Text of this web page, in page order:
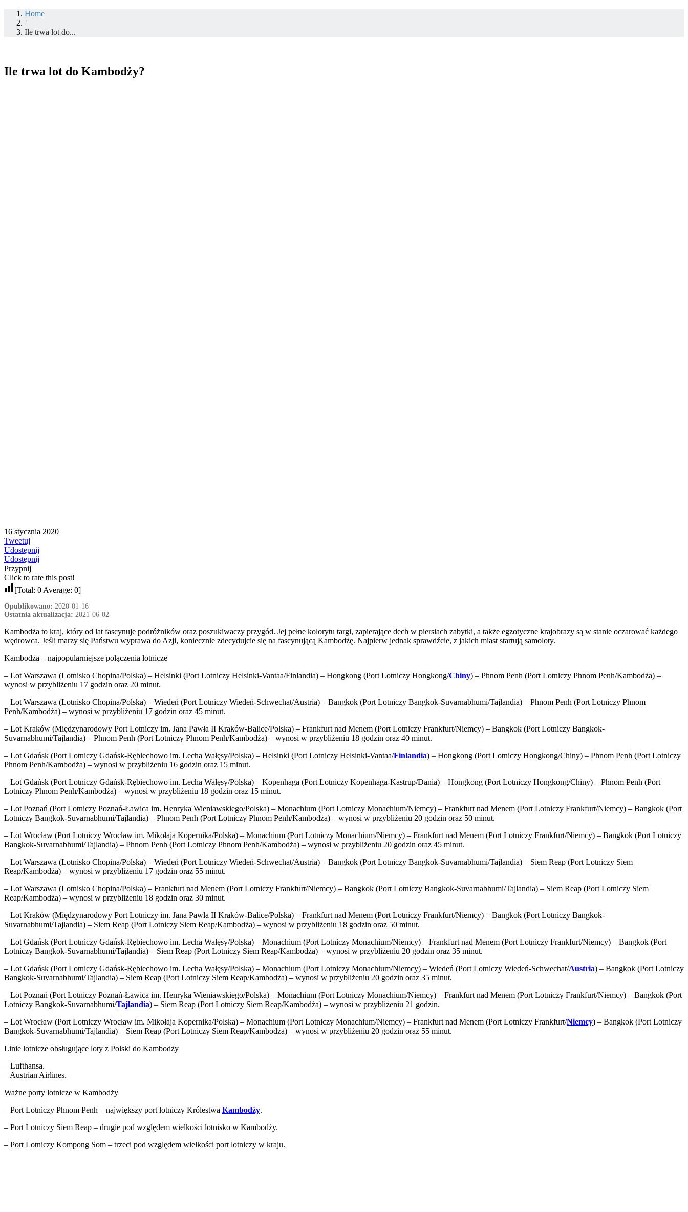
Home
/
Ile trwa lot do...
Ile trwa lot do Kambodży?
16 stycznia 2020
Tweetuj
Udostępnij
Udostępnij
Przypnij
Click to rate this post!
[Total: 0Average: 0]
Opublikowano: 2020-01-16
Ostatnia aktualizacja: 2021-06-02
Kambodża to kraj, który od lat fascynuje podróżników oraz poszukiwaczy przygód. Jej pełne kolorytu targi, zapierające dech w piersiach zabytki, a także egzotyczne krajobrazy są w stanie oczarować każdego
wędrowca. Jeśli marzy się Państwu wyprawa do Azji, koniecznie zdecydujcie się na fascynującą Kambodżę. Najpierw jednak sprawdźcie, z jakich miast startują samoloty.
Kambodża – najpopularniejsze połączenia lotnicze
– Lot Warszawa (Lotnisko Chopina/Polska) – Helsinki (Port Lotniczy Helsinki-Vantaa/Finlandia) – Hongkong (Port Lotniczy Hongkong/Chiny) – Phnom Penh (Port Lotniczy Phnom Penh/Kambodża) –
wynosi w przybliżeniu 17 godzin oraz 20 minut.
– Lot Warszawa (Lotnisko Chopina/Polska) – Wiedeń (Port Lotniczy Wiedeń-Schwechat/Austria) – Bangkok (Port Lotniczy Bangkok-Suvarnabhumi/Tajlandia) – Phnom Penh (Port Lotniczy Phnom
Penh/Kambodża) – wynosi w przybliżeniu 17 godzin oraz 45 minut.
– Lot Kraków (Międzynarodowy Port Lotniczy im. Jana Pawła II Kraków-Balice/Polska) – Frankfurt nad Menem (Port Lotniczy Frankfurt/Niemcy) – Bangkok (Port Lotniczy Bangkok-
Suvarnabhumi/Tajlandia) – Phnom Penh (Port Lotniczy Phnom Penh/Kambodża) – wynosi w przybliżeniu 18 godzin oraz 40 minut.
– Lot Gdańsk (Port Lotniczy Gdańsk-Rębiechowo im. Lecha Wałęsy/Polska) – Helsinki (Port Lotniczy Helsinki-Vantaa/Finlandia) – Hongkong (Port Lotniczy Hongkong/Chiny) – Phnom Penh (Port Lotniczy
Phnom Penh/Kambodża) – wynosi w przybliżeniu 16 godzin oraz 15 minut.
– Lot Gdańsk (Port Lotniczy Gdańsk-Rębiechowo im. Lecha Wałęsy/Polska) – Kopenhaga (Port Lotniczy Kopenhaga-Kastrup/Dania) – Hongkong (Port Lotniczy Hongkong/Chiny) – Phnom Penh (Port
Lotniczy Phnom Penh/Kambodża) – wynosi w przybliżeniu 18 godzin oraz 15 minut.
– Lot Poznań (Port Lotniczy Poznań-Ławica im. Henryka Wieniawskiego/Polska) – Monachium (Port Lotniczy Monachium/Niemcy) – Frankfurt nad Menem (Port Lotniczy Frankfurt/Niemcy) – Bangkok (Port
Lotniczy Bangkok-Suvarnabhumi/Tajlandia) – Phnom Penh (Port Lotniczy Phnom Penh/Kambodża) – wynosi w przybliżeniu 20 godzin oraz 50 minut.
– Lot Wrocław (Port Lotniczy Wrocław im. Mikołaja Kopernika/Polska) – Monachium (Port Lotniczy Monachium/Niemcy) – Frankfurt nad Menem (Port Lotniczy Frankfurt/Niemcy) – Bangkok (Port Lotniczy
Bangkok-Suvarnabhumi/Tajlandia) – Phnom Penh (Port Lotniczy Phnom Penh/Kambodża) – wynosi w przybliżeniu 20 godzin oraz 45 minut.
– Lot Warszawa (Lotnisko Chopina/Polska) – Wiedeń (Port Lotniczy Wiedeń-Schwechat/Austria) – Bangkok (Port Lotniczy Bangkok-Suvarnabhumi/Tajlandia) – Siem Reap (Port Lotniczy Siem
Reap/Kambodża) – wynosi w przybliżeniu 17 godzin oraz 55 minut.
– Lot Warszawa (Lotnisko Chopina/Polska) – Frankfurt nad Menem (Port Lotniczy Frankfurt/Niemcy) – Bangkok (Port Lotniczy Bangkok-Suvarnabhumi/Tajlandia) – Siem Reap (Port Lotniczy Siem
Reap/Kambodża) – wynosi w przybliżeniu 18 godzin oraz 30 minut.
– Lot Kraków (Międzynarodowy Port Lotniczy im. Jana Pawła II Kraków-Balice/Polska) – Frankfurt nad Menem (Port Lotniczy Frankfurt/Niemcy) – Bangkok (Port Lotniczy Bangkok-
Suvarnabhumi/Tajlandia) – Siem Reap (Port Lotniczy Siem Reap/Kambodża) – wynosi w przybliżeniu 18 godzin oraz 50 minut.
– Lot Gdańsk (Port Lotniczy Gdańsk-Rębiechowo im. Lecha Wałęsy/Polska) – Monachium (Port Lotniczy Monachium/Niemcy) – Frankfurt nad Menem (Port Lotniczy Frankfurt/Niemcy) – Bangkok (Port
Lotniczy Bangkok-Suvarnabhumi/Tajlandia) – Siem Reap (Port Lotniczy Siem Reap/Kambodża) – wynosi w przybliżeniu 20 godzin oraz 35 minut.
– Lot Gdańsk (Port Lotniczy Gdańsk-Rębiechowo im. Lecha Wałęsy/Polska) – Monachium (Port Lotniczy Monachium/Niemcy) – Wiedeń (Port Lotniczy Wiedeń-Schwechat/Austria) – Bangkok (Port Lotniczy
Bangkok-Suvarnabhumi/Tajlandia) – Siem Reap (Port Lotniczy Siem Reap/Kambodża) – wynosi w przybliżeniu 20 godzin oraz 35 minut.
– Lot Poznań (Port Lotniczy Poznań-Ławica im. Henryka Wieniawskiego/Polska) – Monachium (Port Lotniczy Monachium/Niemcy) – Frankfurt nad Menem (Port Lotniczy Frankfurt/Niemcy) – Bangkok (Port
Lotniczy Bangkok-Suvarnabhumi/Tajlandia) – Siem Reap (Port Lotniczy Siem Reap/Kambodża) – wynosi w przybliżeniu 21 godzin.
– Lot Wrocław (Port Lotniczy Wrocław im. Mikołaja Kopernika/Polska) – Monachium (Port Lotniczy Monachium/Niemcy) – Frankfurt nad Menem (Port Lotniczy Frankfurt/Niemcy) – Bangkok (Port Lotniczy
Bangkok-Suvarnabhumi/Tajlandia) – Siem Reap (Port Lotniczy Siem Reap/Kambodża) – wynosi w przybliżeniu 20 godzin oraz 55 minut.
Linie lotnicze obsługujące loty z Polski do Kambodży
– Lufthansa.
– Austrian Airlines.
Ważne porty lotnicze w Kambodży
– Port Lotniczy Phnom Penh – największy port lotniczy Królestwa Kambodży.
– Port Lotniczy Siem Reap – drugie pod względem wielkości lotnisko w Kambodży.
– Port Lotniczy Kompong Som – trzeci pod względem wielkości port lotniczy w kraju.